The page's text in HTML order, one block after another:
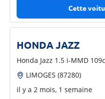
Cette
HONDA JAZZ
Honda Jazz 1.5 i-MMD
LIMOGES (87280)
il y a 2 mois, 1 semaine